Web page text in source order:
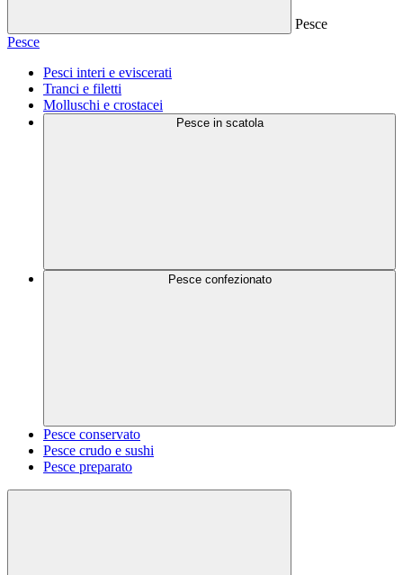
Pesce
Pesce
Pesci interi e eviscerati
Tranci e filetti
Molluschi e crostacei
Pesce in scatola
Pesce confezionato
Pesce conservato
Pesce crudo e sushi
Pesce preparato